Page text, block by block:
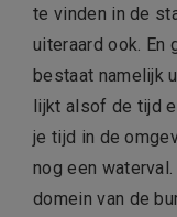
te vinden in de
uiteraard ook. En
bestaat namelijk
lijkt alsof de tijd
je tijd in de
nog een
domein van de